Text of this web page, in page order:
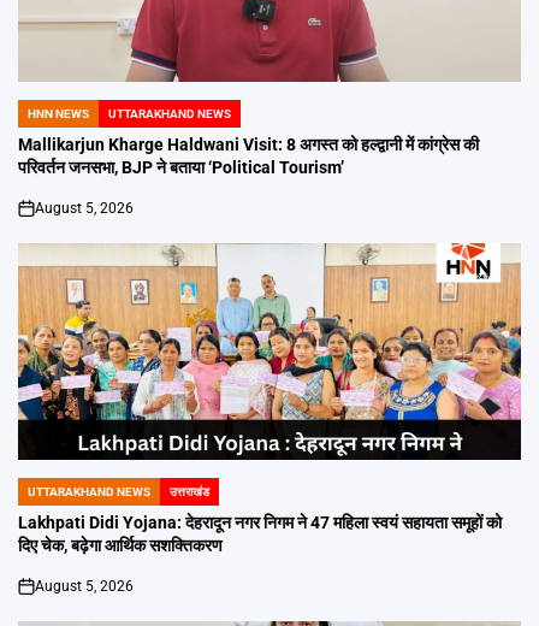
POSTED
IN
HNN NEWS UTTARAKHAND NEWS
Mallikarjun Kharge Haldwani Visit: 8 अगस्त को हल्द्वानी में कांग्रेस की
परिवर्तन जनसभा, BJP ने बताया ‘Political Tourism’
on
August 5, 2026
POSTED
IN
UTTARAKHAND NEWS उत्तराखंड
Lakhpati Didi Yojana: देहरादून नगर निगम ने 47 महिला स्वयं सहायता समूहों को
दिए चेक, बढ़ेगा आर्थिक सशक्तिकरण
on
August 5, 2026